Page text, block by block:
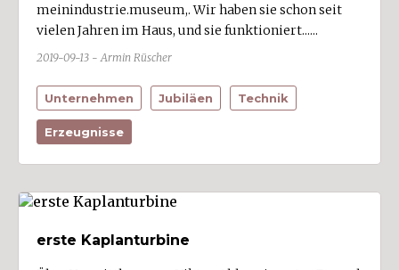
meinindustrie.museum,. Wir haben sie schon seit
vielen Jahren im Haus, und sie funktioniert......
2019-09-13 - Armin Rüscher
Unternehmen Jubiläen Technik
Erzeugnisse
erste Kaplanturbine